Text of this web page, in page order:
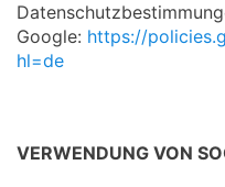
Google: https://
hl=de
VERWENDUNG VON